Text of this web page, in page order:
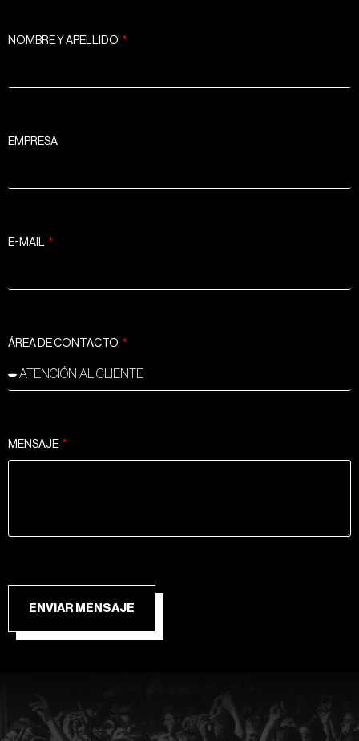
NOMBRE Y APELLIDO
EMPRESA
E-MAIL
ÁREA DE CONTACTO
MENSAJE
ENVIAR MENSAJE